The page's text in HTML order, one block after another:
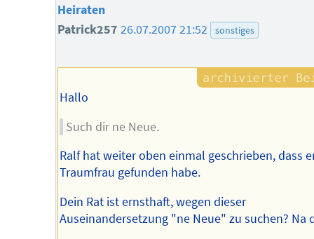
Heiraten
Patrick257 26.07.2007 21:52 sonstiges
Hallo
Such dir ne Neue.
Ralf hat weiter oben einmal geschrieben, dass
Traumfrau gefunden habe.
Dein Rat ist ernsthaft, wegen dieser
Auseinandersetzung "ne Neue" zu suchen? Na